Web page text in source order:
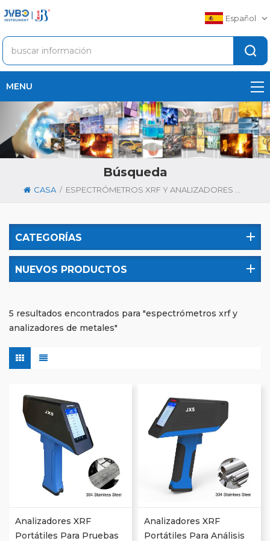
Español
MENU
Búsqueda
CASA / ESPECTRÓMETROS XRF Y ANALIZADORES DE METALES
CATEGORÍAS
NUEVOS PRODUCTOS
5 resultados encontrados para "espectrómetros xrf y
analizadores de metales"
Analizadores XRF
Portátiles Para Pruebas
Analizadores XRF
Portátiles Para Análisis